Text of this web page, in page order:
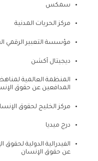
سمكس
مركز الحريات المدنية
مؤسسة التعبير الرقمي
ديجيتال آكشن
المنظمة العالمية
المدافعين عن حقوق
مركز الخليج لحقوق
درج ميديا
الفيدرالية الدولية
عن حقوق الإنسان